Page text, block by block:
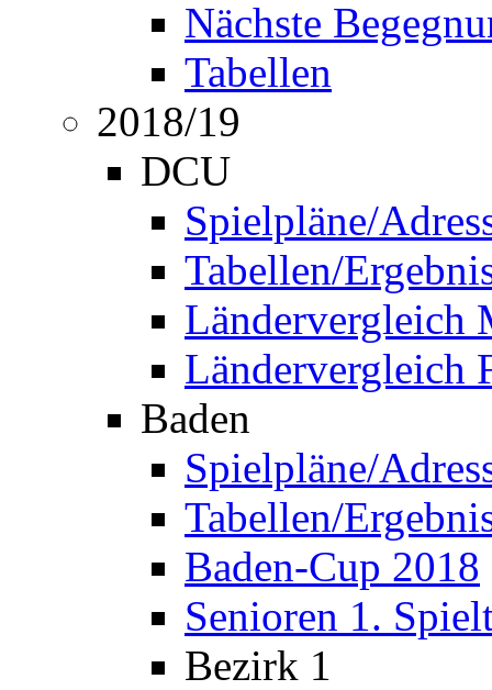
Nächste
Tabellen
2018/19
DCU
Spielpläne/
Tabellen/
Ländervergleich
Ländervergleich
Baden
Spielpläne/
Tabellen/
Baden-Cup 2018
Senioren 1.
Bezirk 1